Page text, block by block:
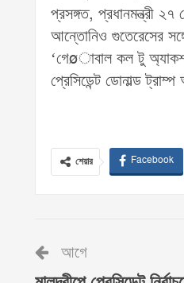
প্রসঙ্গত, প্রধানমন্ত্রী
আন্তোনিও গুতেরেসের
‘গেøাবাল কল টু অ্যাকশন
প্রেসিডেন্ট ডোনাল্ড
শেয়ার Facebook
আগে